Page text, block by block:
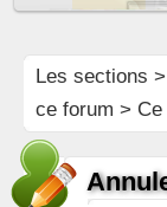
Les sections >
ce forum > Ce